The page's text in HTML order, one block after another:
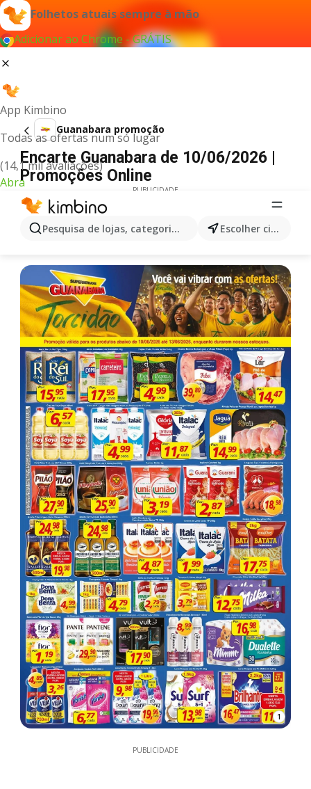
Folhetos atuais sempre à mão
Adicionar ao Chrome - GRÁTIS
App Kimbino
Todas as ofertas num só lugar
(14,1 mil avaliações)
Abra
Pesquisa de lojas, categorias,produtos... Escolher cidade
Guanabara promoção
Encarte Guanabara de 10/06/2026 |
Promoções Online
PUBLICIDADE
1
PUBLICIDADE